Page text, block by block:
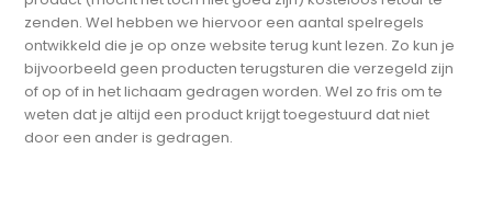
zenden. Wel hebben we hiervoor een aantal spelregels
ontwikkeld die je op onze website terug kunt lezen. Zo kun je
bijvoorbeeld geen producten terugsturen die verzegeld zijn
of op of in het lichaam gedragen worden. Wel zo fris om te
weten dat je altijd een product krijgt toegestuurd dat niet
door een ander is gedragen.